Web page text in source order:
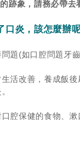
跡象，請務必帶去
口炎，該怎麼辦
題(如口腔問題牙
活改善，養成飯
腔保健的食物、